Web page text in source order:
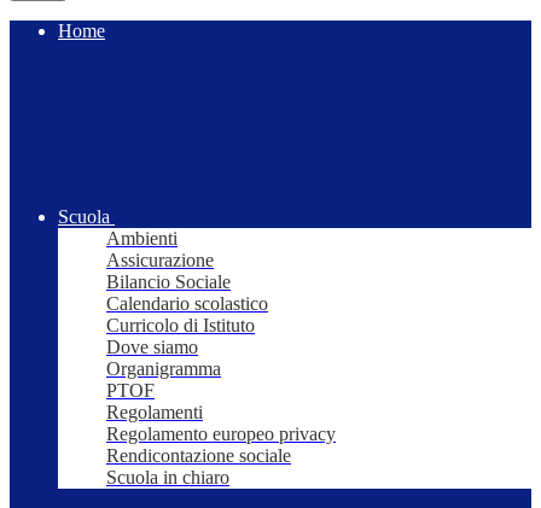
Home
Scuola
Ambienti
Assicurazione
Bilancio Sociale
Calendario scolastico
Curricolo di Istituto
Dove siamo
Organigramma
PTOF
Regolamenti
Regolamento europeo privacy
Rendicontazione sociale
Scuola in chiaro